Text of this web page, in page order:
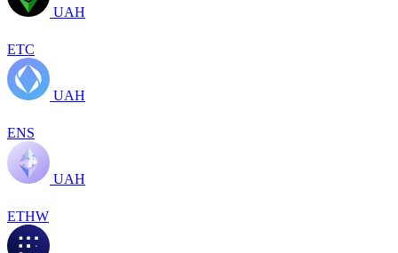
UAH
ETC
UAH
ENS
UAH
ETHW